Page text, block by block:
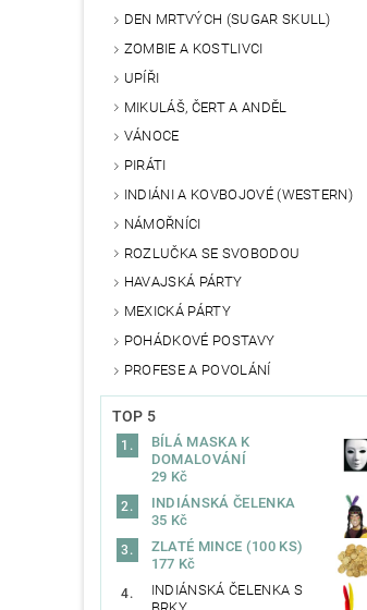
DEN MRTVÝCH (SUGAR SKULL)
ZOMBIE A KOSTLIVCI
UPÍŘI
MIKULÁŠ, ČERT A ANDĚL
VÁNOCE
PIRÁTI
INDIÁNI A KOVBOJOVÉ (WESTERN)
NÁMOŘNÍCI
ROZLUČKA SE SVOBODOU
HAVAJSKÁ PÁRTY
MEXICKÁ PÁRTY
POHÁDKOVÉ POSTAVY
PROFESE A POVOLÁNÍ
TOP 5
BÍLÁ MASKA K
DOMALOVÁNÍ
29 Kč
INDIÁNSKÁ ČELENKA
35 Kč
ZLATÉ MINCE (100 KS)
177 Kč
INDIÁNSKÁ ČELENKA S